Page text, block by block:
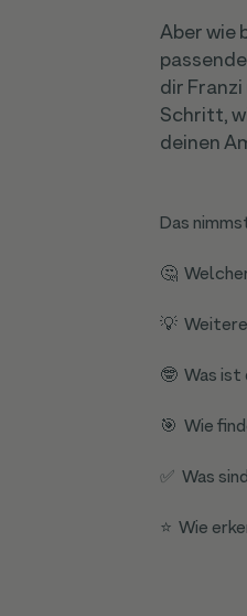
Aber wie
dir
Schritt,
deinen
Das
🤔
💡 Weitere
🤓 Was ist
🎯 Wie
✅ Was
⭐ Wie